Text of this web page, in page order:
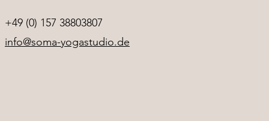
+49 (0) 157 38803807
info@soma-yogastudio.de